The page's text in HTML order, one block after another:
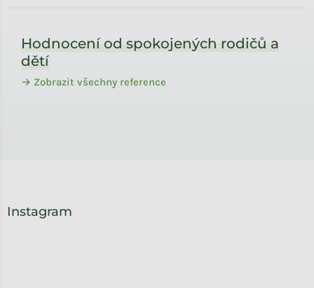
Hodnocení od spokojených rodičů a
dětí
→ Zobrazit všechny reference
Instagram